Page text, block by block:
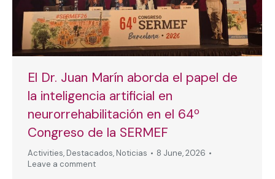
El Dr. Juan Marín aborda el papel de
la inteligencia artificial en
neurorrehabilitación en el 64º
Congreso de la SERMEF
Activities, Destacados, Noticias
8 June, 2026
Leave a comment